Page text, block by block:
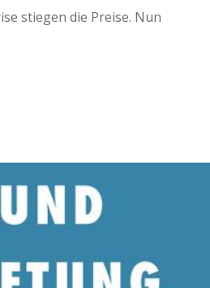
stiegen die Preise. Nun